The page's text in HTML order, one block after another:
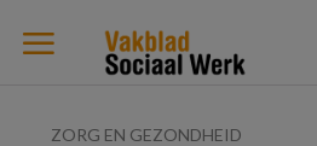
ZORG EN GEZONDHEID